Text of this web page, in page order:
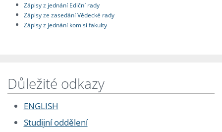
Zápisy z jednání Ediční rady
Zápisy ze zasedání Vědecké rady
Zápisy z jednání komisí fakulty
Důležité odkazy
ENGLISH
Studijní oddělení